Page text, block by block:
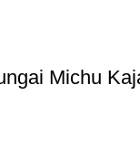
Michu